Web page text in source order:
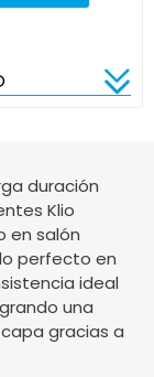
duración
Klio
en salón
perfecto en
ideal
una
gracias a